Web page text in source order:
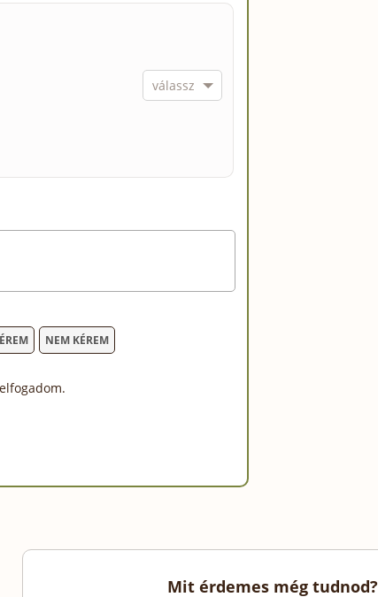
NEM KÉREM
Mit érdemes még tudnod?